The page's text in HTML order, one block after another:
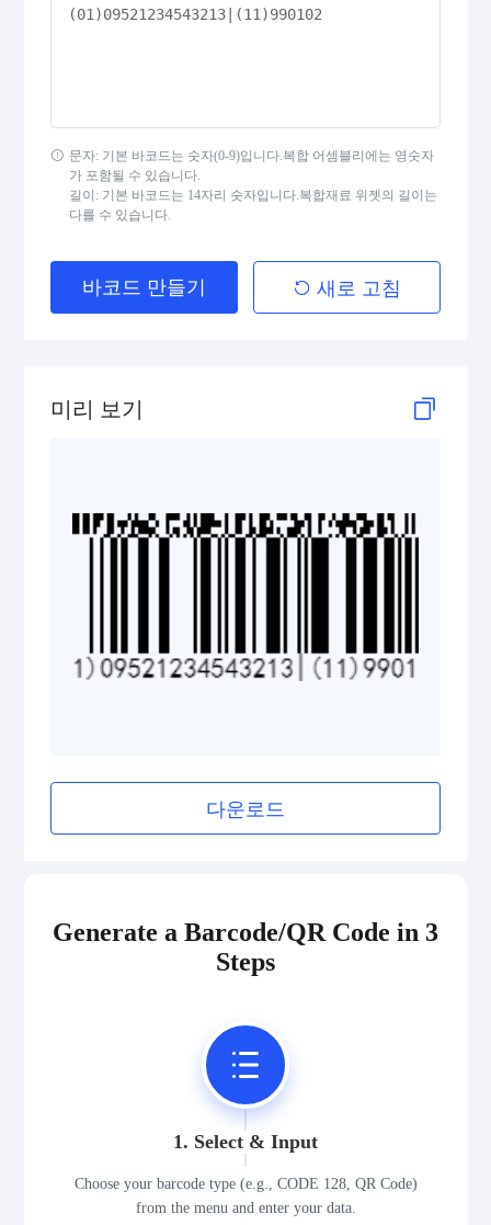
GS1 DataBar Limited
GS1 DataBar Omnidirectional Composite
GS1 DataBar Stacked Composite
문자: 기본 바코드는 숫자(0-9)입니다.복합 어셈블리에는 영숫자
가 포함될 수 있습니다.
길이: 기본 바코드는 14자리 숫자입니다.복합재료 위젯의 길이는
다를 수 있습니다.
바코드 만들기 새로 고침
미리 보기
다운로드
Generate a Barcode/QR Code in 3
Steps
1. Select & Input
Choose your barcode type (e.g., CODE 128, QR Code)
from the menu and enter your data.